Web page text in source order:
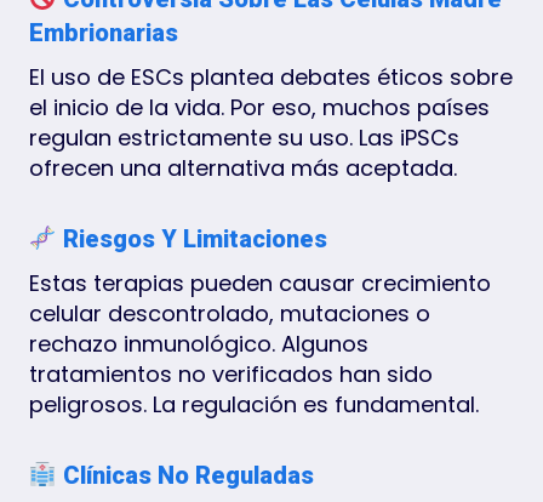
Embrionarias
El uso de ESCs plantea debates éticos sobre
el inicio de la vida. Por eso, muchos países
regulan estrictamente su uso. Las iPSCs
ofrecen una alternativa más aceptada.
Riesgos Y Limitaciones
Estas terapias pueden causar crecimiento
celular descontrolado, mutaciones o
rechazo inmunológico. Algunos
tratamientos no verificados han sido
peligrosos. La regulación es fundamental.
Clínicas No Reguladas